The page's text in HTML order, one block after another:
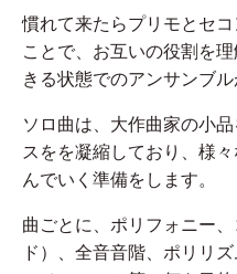
慣れて来たらプリモとセ
ことで、お互いの役割を
きる状態でのアンサンブ
ソロ曲は、大作曲家の小
スをを凝縮しており、様
んでいく準備をします。
曲ごとに、ポリフォニー
ド）、全音音階、ポリリ